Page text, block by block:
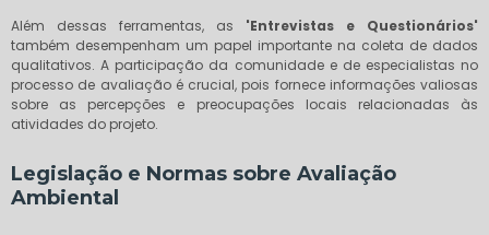
Além dessas ferramentas, as 'Entrevistas e Questionários'
também desempenham um papel importante na coleta de dados
qualitativos. A participação da comunidade e de especialistas no
processo de avaliação é crucial, pois fornece informações valiosas
sobre as percepções e preocupações locais relacionadas às
atividades do projeto.
Legislação e Normas sobre Avaliação
Ambiental